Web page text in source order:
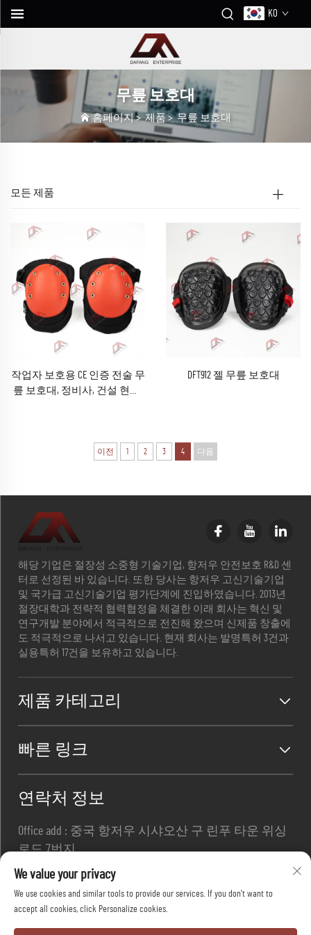
KO
무릎 보호대
홈페이지>제품>무릎 보호대
모든 제품
작업자 보호용 CE 인증 전술 무
릎 보호대, 정비사, 건설 현장,
DFT912 젤 무릎 보호대
이전 1 2 3 4 다음
해당 기업은 절장성 소중형 기술기업, 항저우 안전보호 R&D 센
터로 선정된 바 있습니다. 또한 당사는 항저우 고신기술기업
및 국가급 고신기술기업 평가단계에 진입하였습니다. 2013년
절장대학과 전략적 협력협정을 체결한 이래 회사는 혁신 및
연구개발 분야에서 적극적으로 전진해 왔으며 신제품 창출에
도 적극적으로 나서고 있습니다. 현재 회사는 발명특허 3건과
실용특허 17건을 보유하고 있습니다.
제품 카테고리
빠른 링크
연락처 정보
Office add : 중국 항저우 시샤오산 구 린푸 타운 위싱
로드 7번지
이메일 :
[email protected]
전화번호 :
+86-13967169961
We value your privacy
We use cookies and similar tools to provide our services. If you don't want to
accept all cookies, click Personalize cookies.